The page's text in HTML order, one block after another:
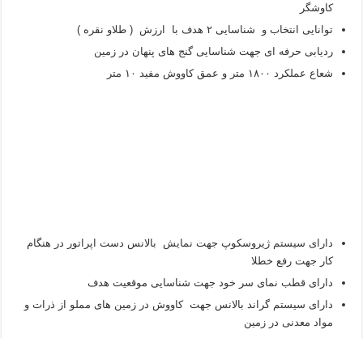
کاوشگر
توانایی انتخاب و شناسایی ۲ هدف با ارزش ( طلاو نقره )
ردیابی حرفه ای جهت شناسایی گنج های پنهان در زمین
شعاع عملکرد ۱۸۰۰ متر و عمق کاووش مفید ۱۰ متر
دارای سیستم ژیروسکوپ جهت نمایش بالانس دست اپراتور در هنگام
کار جهت رفع خطلا
دارای قطب نمای سر خود جهت شناسایی موقعیت هدف
دارای سیستم گراند بالانس جهت کاووش در زمین های مملو از ذرات و
مواد معدنی در زمین